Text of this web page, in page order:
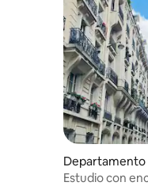
Departamento
dissement
Estudio con